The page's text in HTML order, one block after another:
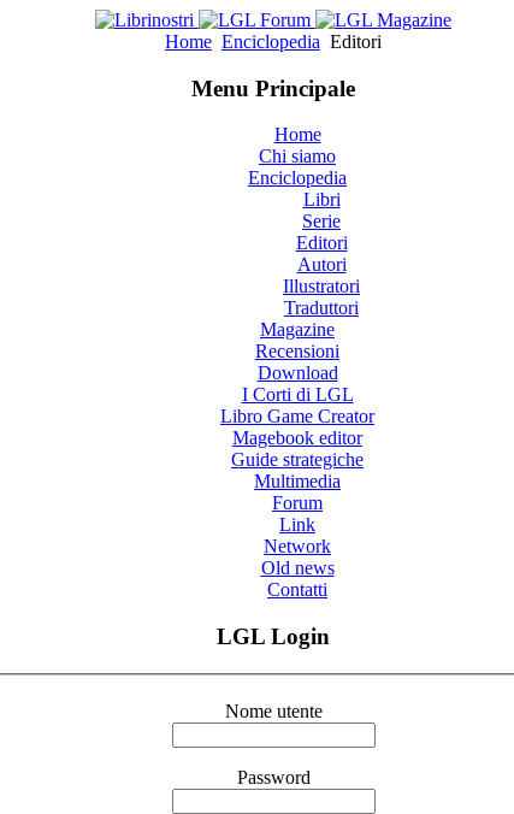
Home Enciclopedia Editori
Menu Principale
Home
Chi siamo
Enciclopedia
Libri
Serie
Editori
Autori
Illustratori
Traduttori
Magazine
Recensioni
Download
I Corti di LGL
Libro Game Creator
Magebook editor
Guide strategiche
Multimedia
Forum
Link
Network
Old news
Contatti
LGL Login
Nome utente
Password